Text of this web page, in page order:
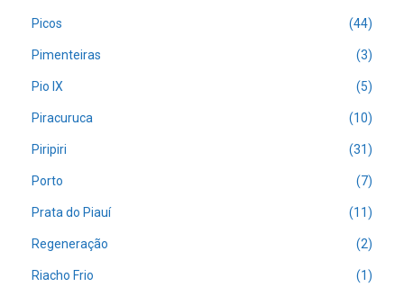
Picos (44)
Pimenteiras (3)
Pio IX (5)
Piracuruca (10)
Piripiri (31)
Porto (7)
Prata do Piauí (11)
Regeneração (2)
Riacho Frio (1)